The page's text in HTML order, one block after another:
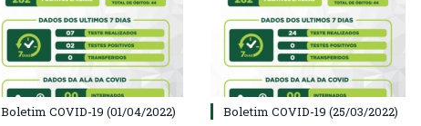
Boletim COVID-19 (01/04/2022) Boletim COVID-19 (25/03/2022)